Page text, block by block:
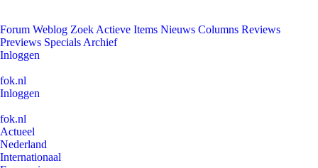
Forum Weblog Zoek Actieve Items Nieuws Columns Reviews
Previews Specials Archief
Inloggen
fok.nl
Inloggen
fok.nl
Actueel
Nederland
Internationaal